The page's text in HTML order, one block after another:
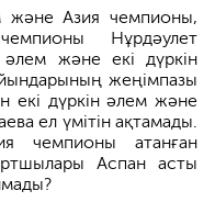
және Азия чемпионы,
Нұрдәулет
және екі дүркін
жеңімпазы
екі дүркін әлем және
ел үмітін ақтамады.
чемпионы атанған
Аспан асты